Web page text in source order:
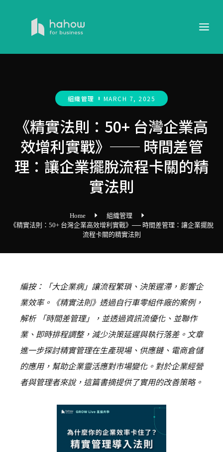
組織管理 MARCH 7, 2025
《精實法則：50+ 台灣企業高
效增利實戰》── 時間差管
理：讓企業擺脫流程卡關的精
實法則
Home
組織管理
《精實法則：50+ 台灣企業高效增利實戰》── 時間差管理：讓企業擺脫
流程卡關的精實法則
編按：「大企業病」讓流程繁瑣、決策遲滯，影響企
業效率。《精實法則》透過自行車零組件廠的案例，
解析 「時間差管理」，並透過資訊流優化、並聯作
業、即時排程調整，減少決策延遲與執行落差。文章
進一步探討精實管理在生產現場、供應鏈、電商倉儲
的應用，幫助企業靈活應對市場變化。對於企業經營
者與管理者來說，這篇書摘提供了實用的改善策略。